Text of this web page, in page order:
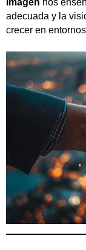
Imagen nos
adecuada y la
crecer en